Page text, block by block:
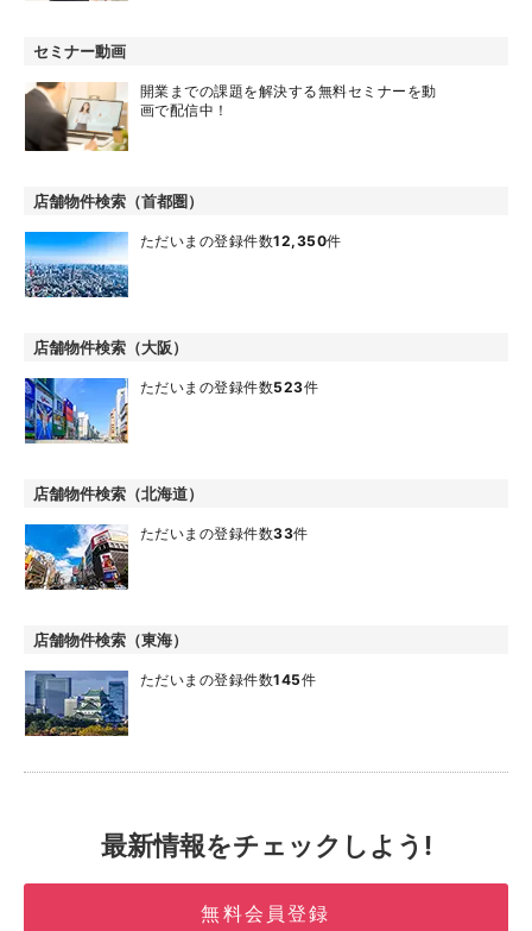
セミナー動画
開業までの課題を解決する無料セミナーを動
画で配信中！
店舗物件検索（首都圏）
ただいまの登録件数12,350件
店舗物件検索（大阪）
ただいまの登録件数523件
店舗物件検索（北海道）
ただいまの登録件数33件
店舗物件検索（東海）
ただいまの登録件数145件
最新情報をチェックしよう!
無料会員登録